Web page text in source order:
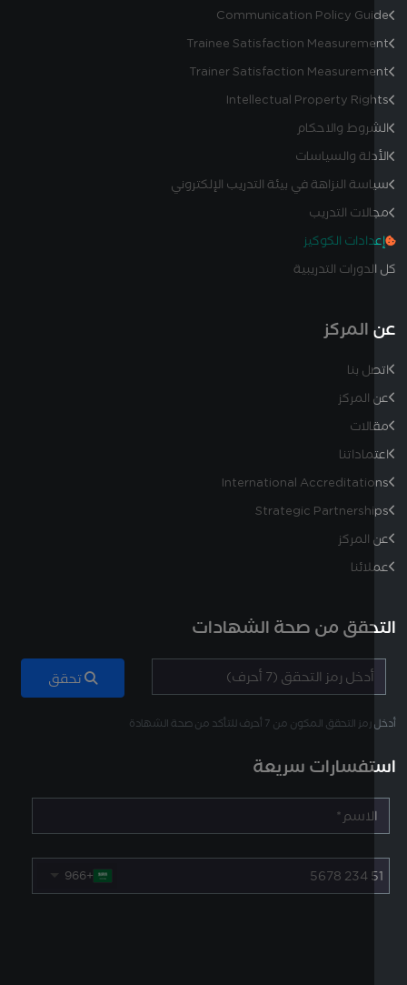
Communication Policy
Trainee Satisfaction
Trainer Satisfaction
Intellectual Property
والاحكام
والسياسات
النزاهة في بيئة التدريب الإلكتروني
التدريب
الكوكيز
التدريبية
بنا
International
Strategic
من صحة الشهادات
المكون من 7 أحرف للتأكد من صحة الشهادة
سريعة